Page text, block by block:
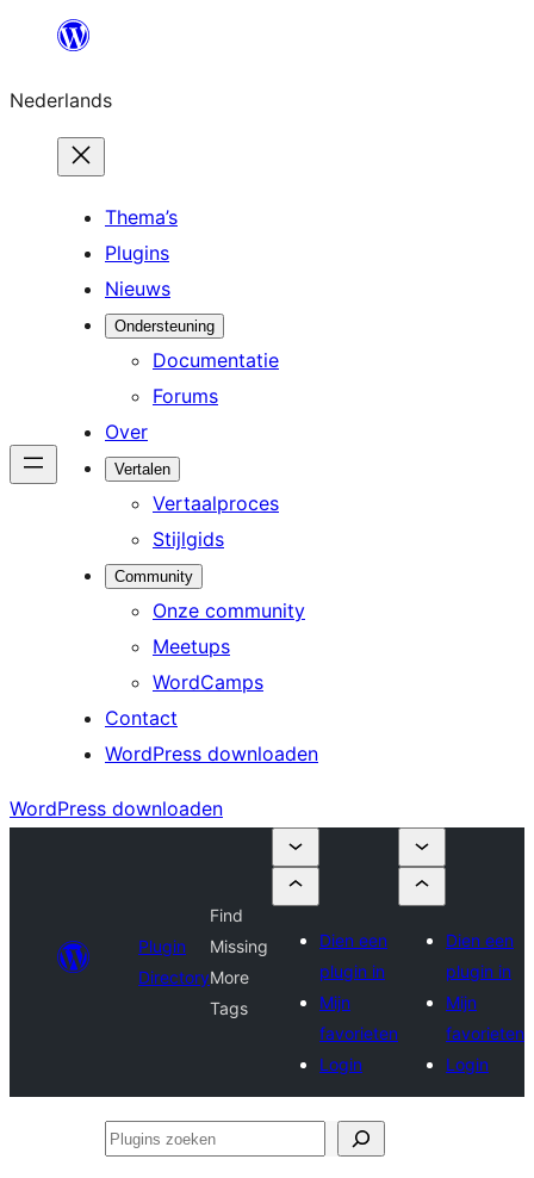
de
inhoud
Nederlands
Thema’s
Plugins
Nieuws
Ondersteuning
Documentatie
Forums
Over
Vertalen
Vertaalproces
Stijlgids
Community
Onze community
Meetups
WordCamps
Contact
WordPress downloaden
WordPress downloaden
Plugin
Directory
Find
Missing
More
Tags
Dien een
plugin in
Mijn
favorieten
Login
Dien een
plugin in
Mijn
favorieten
Login
Plugins